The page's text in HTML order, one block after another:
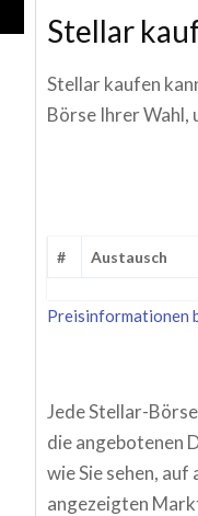
Stellar
Stellar kaufen
Börse Ihrer Wahl,
# Austausch
Preisinformationen
Jede Stellar-
die angebotenen
wie Sie sehen,
angezeigten